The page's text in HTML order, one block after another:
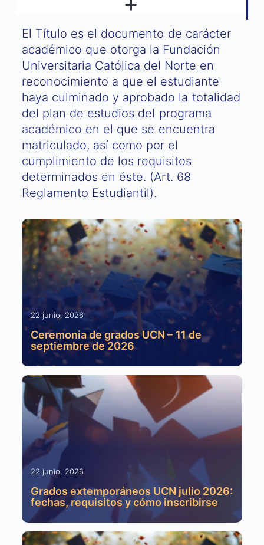
El Título es el documento de carácter
académico que otorga la Fundación
Universitaria Católica del Norte en
reconocimiento a que el estudiante
haya culminado y aprobado la totalidad
del plan de estudios del programa
académico en el que se encuentra
matriculado, así como por el
cumplimiento de los requisitos
determinados en éste. (Art. 68
Reglamento Estudiantil).
22 junio, 2026
Ceremonia de grados UCN – 11 de
septiembre de 2026
22 junio, 2026
Grados extemporáneos UCN julio 2026:
fechas, requisitos y cómo inscribirse